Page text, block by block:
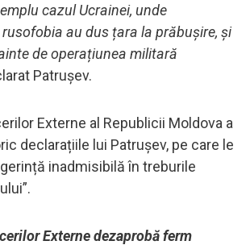
cazul Ucrainei, unde
au dus țara la prăbușire, și
de operațiunea militară
Patrușev.
Externe al Republicii Moldova a
declarațiile lui Patrușev, pe care le
inadmisibilă în treburile
Externe dezaprobă ferm